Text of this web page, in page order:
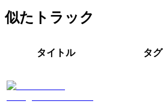
似たトラック
タイトル タグ